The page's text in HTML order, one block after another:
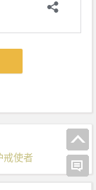
戒使者